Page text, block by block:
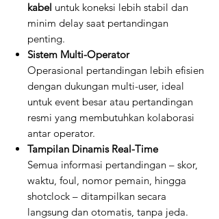
kabel untuk koneksi lebih stabil dan
minim delay saat pertandingan
penting.
Sistem Multi-Operator
Operasional pertandingan lebih efisien
dengan dukungan multi-user, ideal
untuk event besar atau pertandingan
resmi yang membutuhkan kolaborasi
antar operator.
Tampilan Dinamis Real-Time
Semua informasi pertandingan – skor,
waktu, foul, nomor pemain, hingga
shotclock – ditampilkan secara
langsung dan otomatis, tanpa jeda.